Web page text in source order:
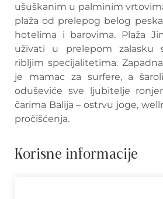
ušuškanim u palminim
plaža od prelepog belog
hotelima i barovima. Plaža
uživati u prelepom zalasku
ribljim specijalitetima.
je mamac za surfere, a
oduševiće sve ljubitelje
čarima Balija – ostrvu joge,
pročišćenja.
Korisne informacije